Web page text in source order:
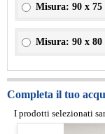
Misura: 90 x 75
Misura: 90 x 80
Completa il tuo
I prodotti selezionati